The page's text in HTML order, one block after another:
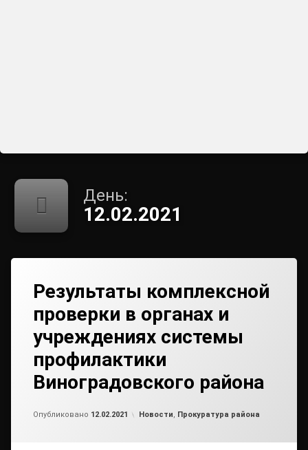
День:
12.02.2021
Результаты комплексной
проверки в органах и
учреждениях системы
профилактики
Виноградовского района
Опубликовано 12.02.2021 Рубрики:
Новости, Прокуратура района